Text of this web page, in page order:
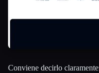
Conviene decirlo